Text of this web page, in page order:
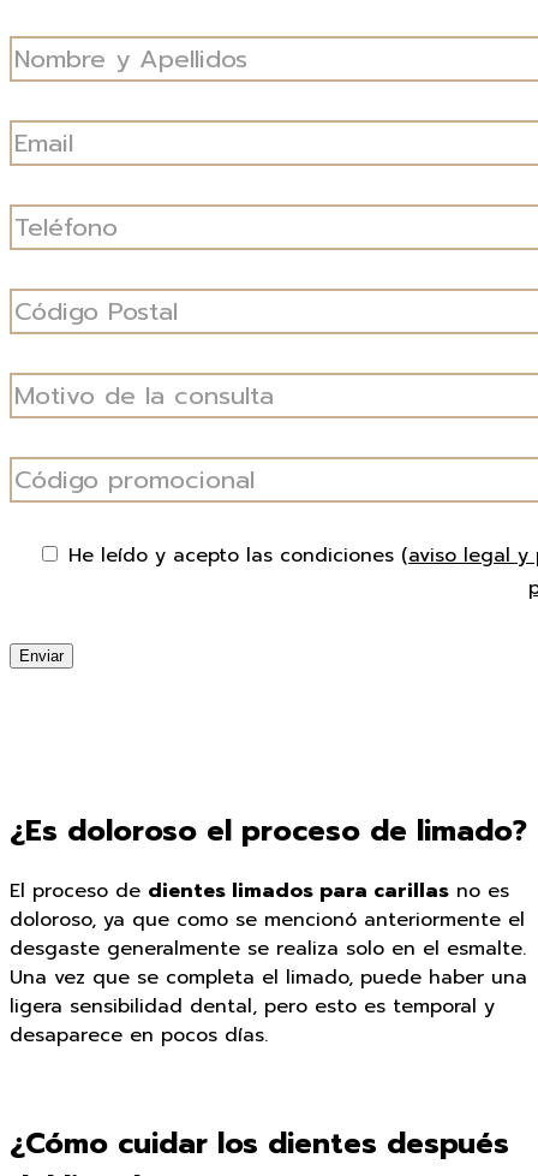
He leído y acepto las condiciones (aviso legal
Enviar
¿Es doloroso el proceso de limado?
El proceso de dientes limados para carillas no es
doloroso, ya que como se mencionó anteriormente el
desgaste generalmente se realiza solo en el esmalte.
Una vez que se completa el limado, puede haber una
ligera sensibilidad dental, pero esto es temporal y
desaparece en pocos días.
¿Cómo cuidar los dientes después